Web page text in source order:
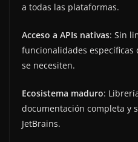
a todas las plataformas.
Acceso a APIs nativas: Sin
funcionalidades
se necesiten.
Ecosistema maduro:
documentación completa y
JetBrains.